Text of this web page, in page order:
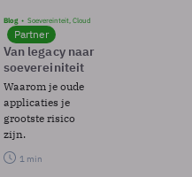
Blog Soevereinteit, Cloud
Partner
Van legacy naar
soevereiniteit
Waarom je oude
applicaties je
grootste risico
zijn.
1 min